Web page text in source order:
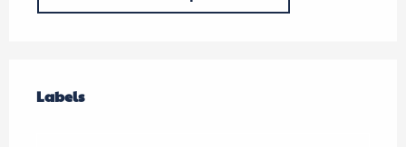
Labels
Labels